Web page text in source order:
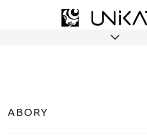
ABORY